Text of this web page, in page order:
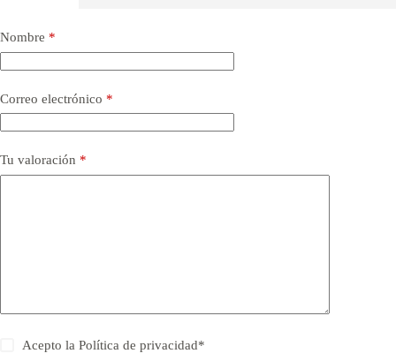
Nombre *
Correo electrónico *
Tu valoración *
Acepto laPolítica de privacidad*